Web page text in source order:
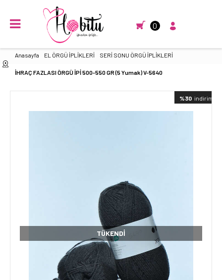
0
Anasayfa EL ÖRGÜ İPLİKLERİ SERİ SONU ÖRGÜ İPLİKLERİ
İHRAÇ FAZLASI ÖRGÜ İPİ 500-550 GR (5 Yumak) V-5640
%30 indirimli
TÜKENDI